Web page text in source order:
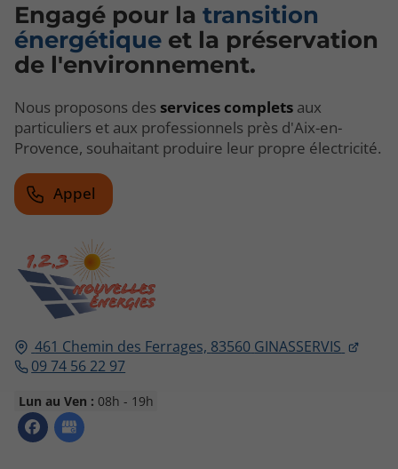
461 Chemin des Ferrages, 83560 GINASSERVIS
09 74 56 22 97
Lun au Ven : 08h - 19h
Engagé pour la transition
énergétique et la préservation
de l'environnement.
Nous proposons des services complets aux
particuliers et aux professionnels près d'Aix-en-
Provence, souhaitant produire leur propre électricité.
Appel